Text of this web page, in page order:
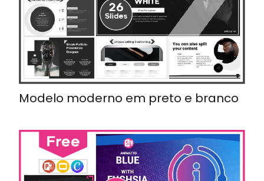
Modelo moderno em preto e branco